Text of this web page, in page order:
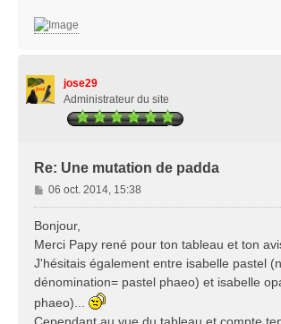
jose29
Administrateur du site
Re: Une mutation de padda
M
e
a
g
e
06 oct. 2014, 15:38
Bonjour,
Merci Papy rené pour ton tableau et ton
J'hésitais également entre isabelle pastel
dénomination= pastel phaeo) et isabelle
phaeo)...
Cependant au vue du tableau et compte